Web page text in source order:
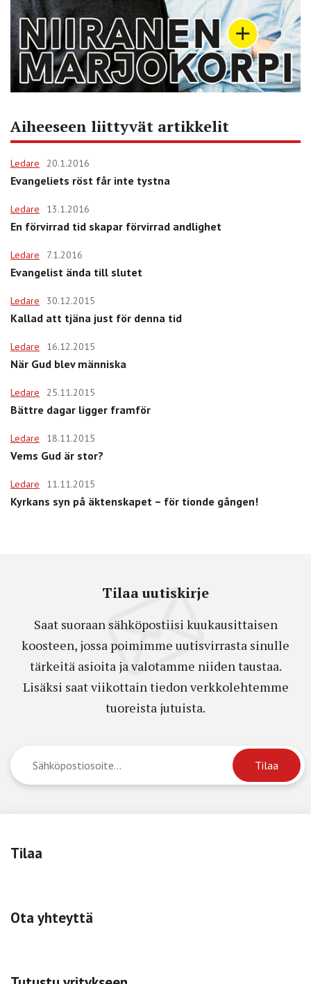
Aiheeseen liittyvät artikkelit
Ledare 20.1.2016
Evangeliets röst får inte tystna
Ledare 13.1.2016
En förvirrad tid skapar förvirrad andlighet
Ledare 7.1.2016
Evangelist ända till slutet
Ledare 30.12.2015
Kallad att tjäna just för denna tid
Ledare 16.12.2015
När Gud blev människa
Ledare 25.11.2015
Bättre dagar ligger framför
Ledare 18.11.2015
Vems Gud är stor?
Ledare 11.11.2015
Kyrkans syn på äktenskapet – för tionde gången!
Tilaa uutiskirje
Saat suoraan sähköpostiisi kuukausittaisen
koosteen, jossa poimimme uutisvirrasta sinulle
tärkeitä asioita ja valotamme niiden taustaa.
Lisäksi saat viikottain tiedon verkkolehtemme
tuoreista jutuista.
Tilaa
Ota yhteyttä